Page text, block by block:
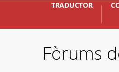
TRADUCTOR
Fòrums